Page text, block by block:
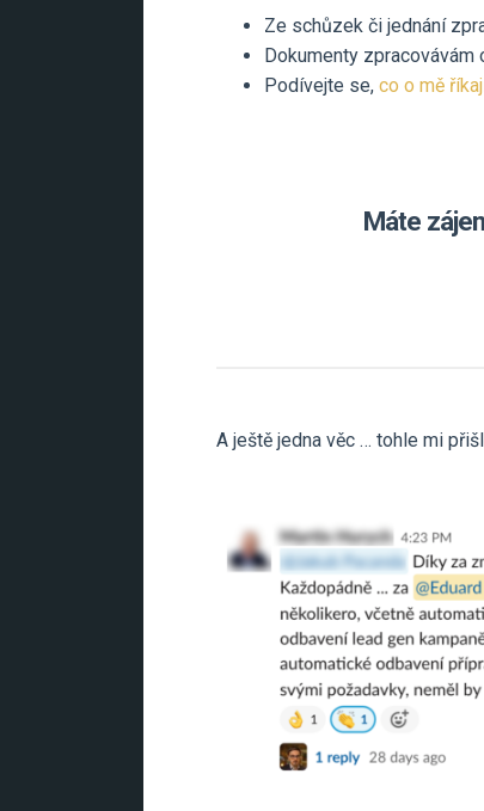
Ze schůzek či jednání
Dokumenty
Podívejte se,co o mě
Máte
A ještě jedna věc … tohle mi